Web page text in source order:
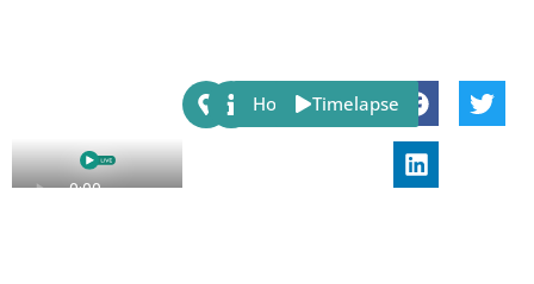
Share:
Host Timelapse